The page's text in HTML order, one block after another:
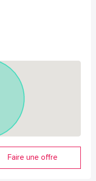
Faire une offre